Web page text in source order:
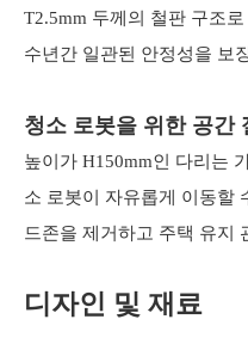
T2.5mm 두께의 철판 구조
수년간 일관된 안정성을 보
청소 로봇을 위한 공간
높이가 H150mm인 다리는
소 로봇이 자유롭게 이동할
드존을 제거하고 주택 유지
디자인 및 재료